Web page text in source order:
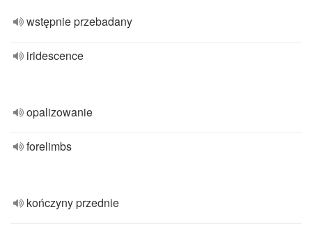
wstępnie przebadany
iridescence
opalizowanie
forelimbs
kończyny przednie